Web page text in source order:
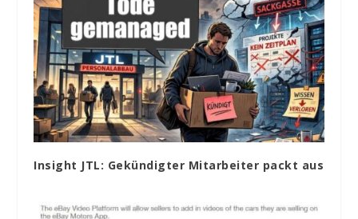
Insight JTL: Gekündigter Mitarbeiter packt aus